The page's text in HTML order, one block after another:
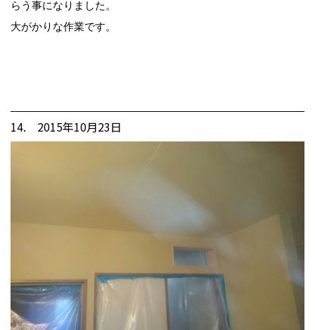
らう事になりました。
大がかりな作業です。
14. 2015年10月23日